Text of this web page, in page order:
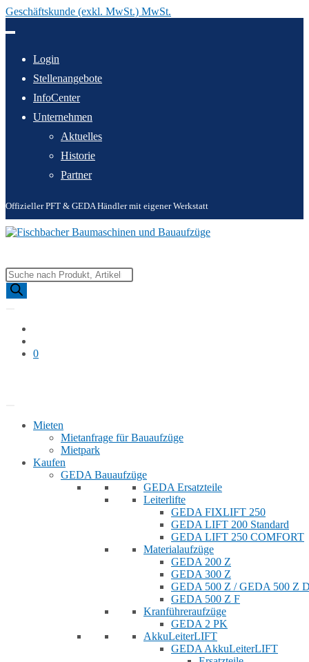
Geschäftskunde (exkl. MwSt.) MwSt.
Inhalt
Login
Stellenangebote
InfoCenter
Unternehmen
Aktuelles
Historie
Partner
Offizieller PFT & GEDA Händler mit eigener Werkstatt
Products
search
0
Mieten
Mietanfrage für Bauaufzüge
Mietpark
Kaufen
GEDA Bauaufzüge
GEDA Ersatzteile
Leiterlifte
GEDA FIXLIFT 250
GEDA LIFT 200 Standard
GEDA LIFT 250 COMFORT
Materialaufzüge
GEDA 200 Z
GEDA 300 Z
GEDA 500 Z / GEDA 500 Z
GEDA 500 Z F
Kranführeraufzüge
GEDA 2 PK
AkkuLeiterLIFT
GEDA AkkuLeiterLIFT